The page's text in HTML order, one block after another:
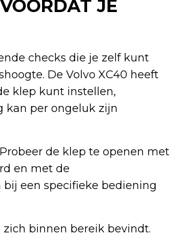
JE
checks die je zelf kunt
De Volvo XC40 heeft
klep kunt instellen,
kan per ongeluk zijn
de klep te openen met
en met de
een specifieke bediening
binnen bereik bevindt.